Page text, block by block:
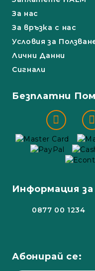
За нас
За връзка с нас
Условия за
Лични Данни
Сигнали
Безплатни
Информация
0877 00 1234
Абонирай се: